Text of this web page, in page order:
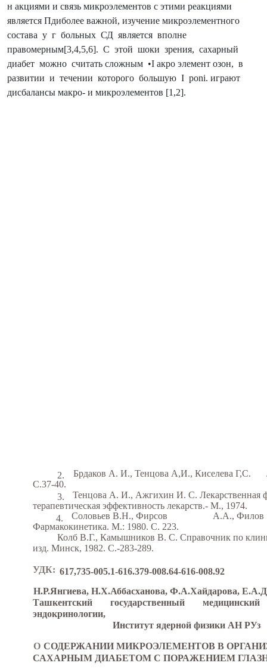
н акциями и связь микроэлементов с этими реакциями
является Пдиболее важной, изучение микроэлементного
состава у г больных СД является вполне
правомерным[3,4,5,6]. С этой шоки зрения, сахарный
диабет можно считать сложным •I акро элемент озон, в
развитии и течении которого большую I poni. играют
дисбалансы макро- и микроэлементов [1,2].
2. Брдаков А. И., Тенцова А,И., Киселева Г,С.
С.37-40.
3.
Тенцова А. И., Ажгихин И. С. Лекарственная
терапевтическая эффективность лекарств.- М., 1974.
4.
Соловьев В.Н., Фирсов
А.А., Филов
Фармакокинетика. М.: 1980. С. 223.
Колб В.Г., Камышников В. С. Справочник по
изд. Минск, 1982. С.-283-289.
УДК: 617,735-005.1-616.379-008.64-616-008.92
Н.Р.Янгиева, Н.Х.Аббасханова, Ф.А.Хайдарова,
Ташкентский
государственный
медицинский
эндокринологии,
Институт ядерной физики АН РУз
О СОДЕРЖАНИИ МИКРОЭЛЕМЕНТОВ В
САХАРНЫМ ДИАБЕТОМ С ПОРАЖЕНИЕМ